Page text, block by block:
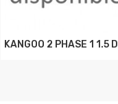
KANGOO 2 PHASE 1 1.5